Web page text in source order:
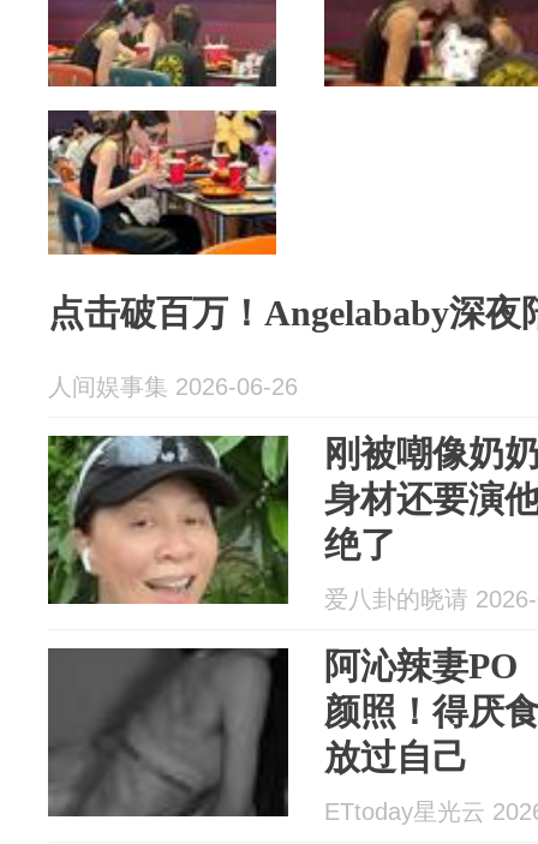
点击破百万！Angelababy深
人间娱事集 2026-06-26
刚被嘲像奶
身材还要演
绝了
爱八卦的晓请
阿沁辣妻PO
颜照！得厌
放过自己
ETtoday星光云